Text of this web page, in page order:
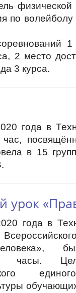
физической
по
2 место
3 курса.
года в
час,
в 15
урок
года в
часы.